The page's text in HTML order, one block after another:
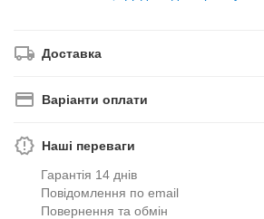
Доставка
Варіанти оплати
Наші переваги
Гарантія 14 днів
Повідомлення по email
Повернення та обмін